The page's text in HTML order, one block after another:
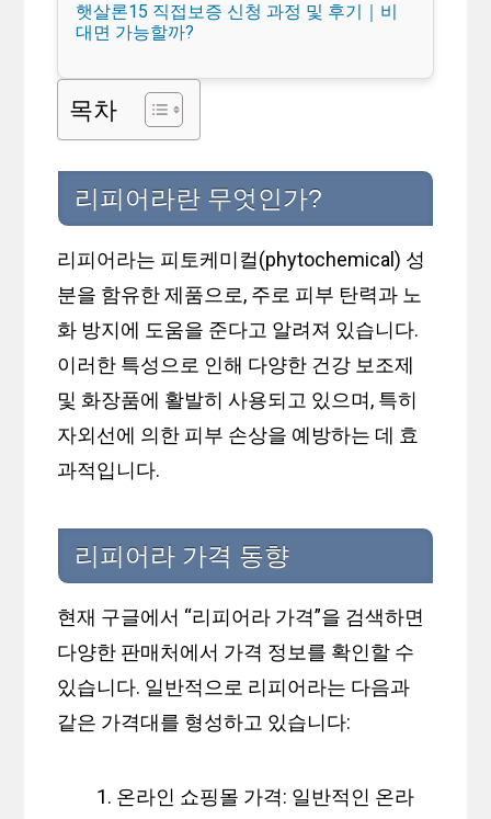
햇살론15 직접보증 신청 과정 및 후기｜비
대면 가능할까?
목차
리피어라란 무엇인가?
리피어라는 피토케미컬(phytochemical) 성
분을 함유한 제품으로, 주로 피부 탄력과 노
화 방지에 도움을 준다고 알려져 있습니다.
이러한 특성으로 인해 다양한 건강 보조제
및 화장품에 활발히 사용되고 있으며, 특히
자외선에 의한 피부 손상을 예방하는 데 효
과적입니다.
리피어라 가격 동향
현재 구글에서 “리피어라 가격”을 검색하면
다양한 판매처에서 가격 정보를 확인할 수
있습니다. 일반적으로 리피어라는 다음과
같은 가격대를 형성하고 있습니다:
온라인 쇼핑몰 가격: 일반적인 온라